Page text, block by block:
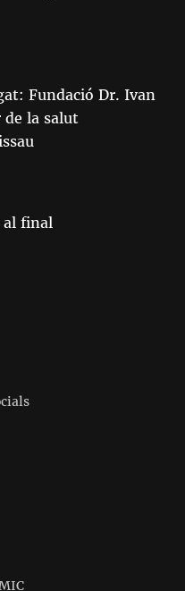
Fundació Dr. Ivan
de la salut
al final